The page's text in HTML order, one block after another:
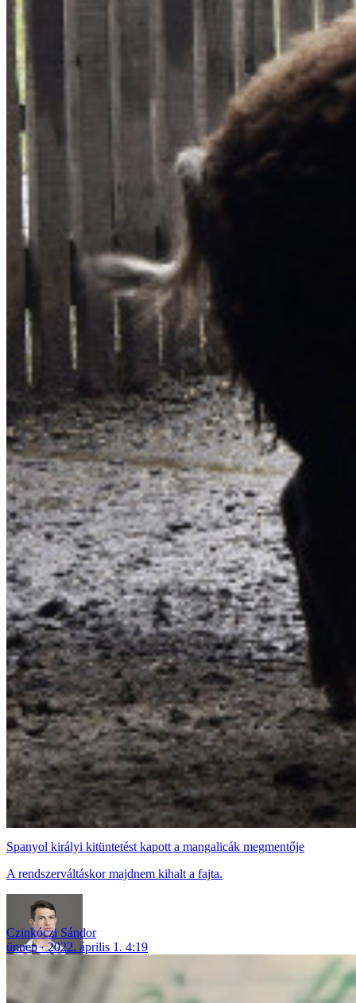
Spanyol királyi kitüntetést kapott a mangalicák megmentője
A rendszerváltáskor majdnem kihalt a fajta.
Czinkóczi Sándor
ünnep
2022. április 1. 4:19